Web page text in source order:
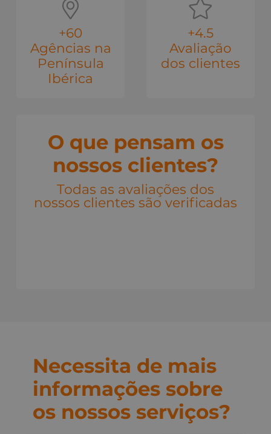
+60
Agências na
Península
Ibérica
+4.5
Avaliação
dos clientes
O que pensam os
nossos clientes?
Todas as avaliações dos
nossos clientes são verificadas
Necessita de mais
informações sobre
os nossos serviços?